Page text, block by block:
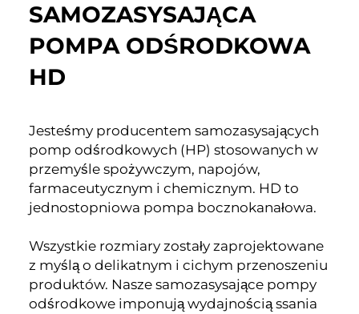
SAMOZASYSAJĄCA
POMPA ODŚRODKOWA
HD
Jesteśmy producentem samozasysających
pomp odśrodkowych (HP) stosowanych w
przemyśle spożywczym, napojów,
farmaceutycznym i chemicznym. HD to
jednostopniowa pompa bocznokanałowa.
Wszystkie rozmiary zostały zaprojektowane
z myślą o delikatnym i cichym przenoszeniu
produktów. Nasze samozasysające pompy
odśrodkowe imponują wydajnością ssania